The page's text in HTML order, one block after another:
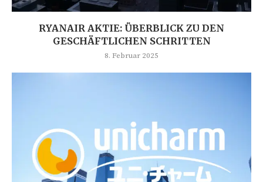
RYANAIR AKTIE: ÜBERBLICK ZU DEN
GESCHÄFTLICHEN SCHRITTEN
8. Februar 2025